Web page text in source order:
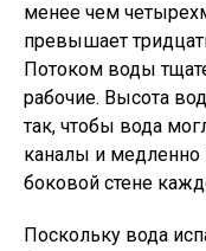
менее чем
превышает
Потоком воды
рабочие. Высота
так, чтобы вода
каналы и медленно
боковой стене
Поскольку вода